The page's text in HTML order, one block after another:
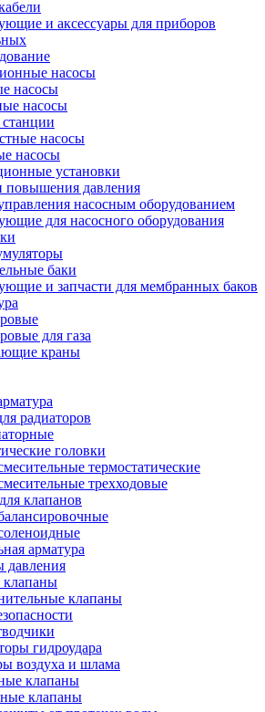
и аксессуары для приборов
насосы
насосы
насосы
насосы
насосы
установки
повышения давления
насосным оборудованием
для насосного оборудования
баки
и запчасти для мембранных баков
для газа
краны
радиаторов
головки
термостатические
трехходовые
клапанов
арматура
давления
клапаны
гидроудара
воздуха и шлама
клапаны
клапаны